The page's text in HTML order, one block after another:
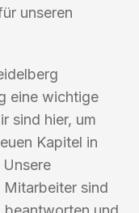
unseren
eine wichtige
sind hier, um
Kapitel in
sind